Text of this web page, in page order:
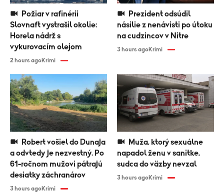
Slovnaft vystrašil okolie:
Horela nádrž s
vykurovacím olejom
2 hours agoKrimi
násilie z nenávisti po útoku
na cudzincov v Nitre
3 hours agoKrimi
a odvtedy je nezvestný. Po
61-ročnom mužovi pátrajú
desiatky záchranárov
3 hours agoKrimi
napadol ženu v sanitke,
sudca do väzby nevzal
3 hours agoKrimi